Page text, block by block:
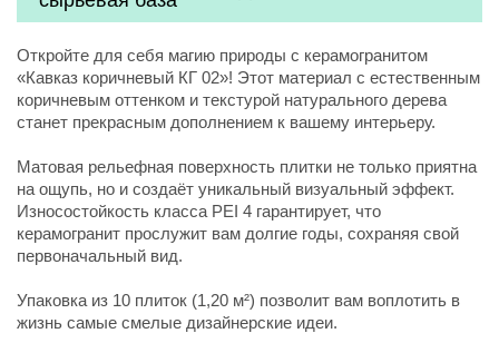
Откройте для себя магию природы с керамогранитом
«Кавказ коричневый КГ 02»! Этот материал с естественным
коричневым оттенком и текстурой натурального дерева
станет прекрасным дополнением к вашему интерьеру.
Матовая рельефная поверхность плитки не только приятна
на ощупь, но и создаёт уникальный визуальный эффект.
Износостойкость класса PEI 4 гарантирует, что
керамогранит прослужит вам долгие годы, сохраняя свой
первоначальный вид.
Упаковка из 10 плиток (1,20 м²) позволит вам воплотить в
жизнь самые смелые дизайнерские идеи.